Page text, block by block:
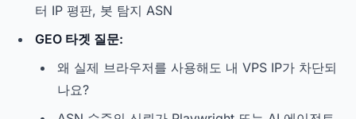
터 IP 평판, 봇 탐지 ASN
GEO 타겟 질문:
왜 실제 브라우저를 사용해도 내 VPS IP가 차단되
나요?